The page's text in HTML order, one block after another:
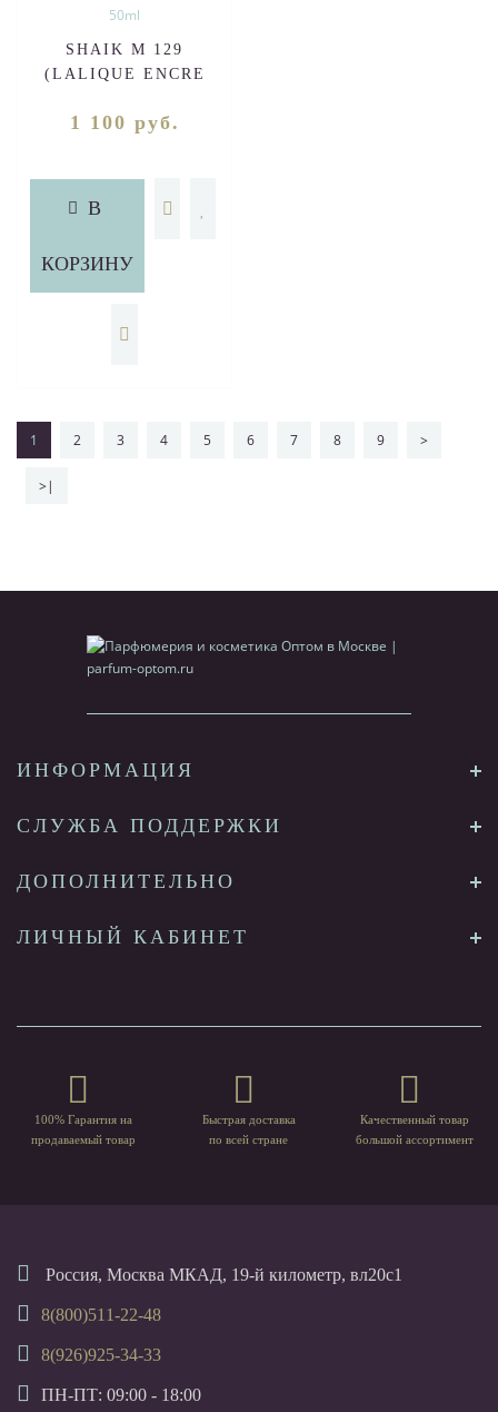
SHAIK M 129
(LALIQUE ENCRE
1 100 руб.
В
КОРЗИНУ
1 2 3 4 5 6 7 8 9 >
>|
ИНФОРМАЦИЯ
СЛУЖБА ПОДДЕРЖКИ
ДОПОЛНИТЕЛЬНО
ЛИЧНЫЙ КАБИНЕТ
100% Гарантия на
продаваемый товар
Быстрая доставка
по всей стране
Качественный товар
большой ассортимент
Россия, Москва МКАД, 19-й километр, вл20с1
8(800)511-22-48
8(926)925-34-33
ПН-ПТ: 09:00 - 18:00